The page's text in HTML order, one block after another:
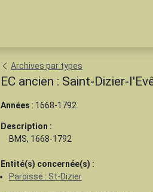
Archives par types
EC ancien : Saint-Dizier-
Années : 1668-1792
Description :
BMS, 1668-1792
Entité(s) concernée(s) :
Paroisse : St-Dizier